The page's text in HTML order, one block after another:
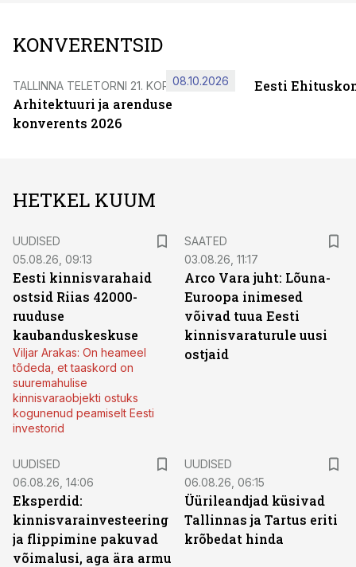
KONVERENTSID
TALLINNA TELETORNI 21. KORRUSEL
Arhitektuuri ja arenduse
konverents 2026
08.10.2026 Eesti
HETKEL KUUM
UUDISED
05.08.26, 09:13
Eesti kinnisvarahaid
ostsid Riias 42000-
ruuduse
kaubanduskeskuse
Viljar Arakas: On heameel
tõdeda, et taaskord on
suuremahulise
kinnisvaraobjekti ostuks
kogunenud peamiselt Eesti
investorid
SAATED
03.08.26, 11:17
Arco Vara juht: Lõuna-
Euroopa inimesed
võivad tuua Eesti
kinnisvaraturule uusi
ostjaid
UUDISED
06.08.26, 14:06
Eksperdid:
kinnisvarainvesteering
ja flippimine pakuvad
võimalusi, aga ära armu
UUDISED
06.08.26, 06:15
Üürileandjad küsivad
Tallinnas ja Tartus eriti
krõbedat hinda